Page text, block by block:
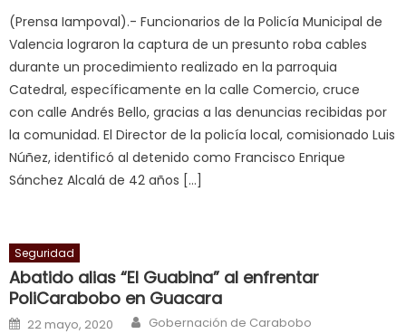
लग
आपक
पस
द,
sexy
bbw
milf
enjoys
hard
fuck,
सच
ह
(Prensa Iampoval).- Funcionarios de la Policía Municipal de
Valencia lograron la captura de un presunto roba cables
durante un procedimiento realizado en la parroquia
Catedral, específicamente en la calle Comercio, cruce
con calle Andrés Bello, gracias a las denuncias recibidas por
la comunidad. El Director de la policía local, comisionado Luis
Núñez, identificó al detenido como Francisco Enrique
Sánchez Alcalá de 42 años […]
Seguridad
Abatido alias “El Guabina” al enfrentar
PoliCarabobo en Guacara
Posted on
22 mayo, 2020 Author
Gobernación de Carabobo